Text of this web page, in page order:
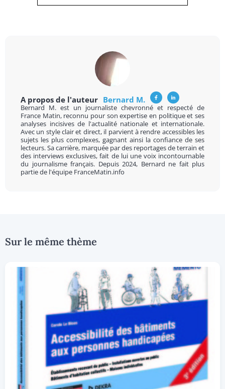
A propos de l'auteur Bernard M.
Bernard M. est un journaliste chevronné et respecté de
France Matin, reconnu pour son expertise en politique et ses
analyses incisives de l'actualité nationale et internationale.
Avec un style clair et direct, il parvient à rendre accessibles les
sujets les plus complexes, gagnant ainsi la confiance de ses
lecteurs. Sa carrière, marquée par des reportages de terrain et
des interviews exclusives, fait de lui une voix incontournable
du journalisme français. Depuis 2024, Bernard ne fait plus
partie de l'équipe FranceMatin.info
Sur le même thème